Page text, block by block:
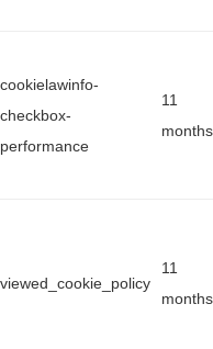
cookielawinfo-
checkbox-
performance
11
months
viewed_cookie_policy
11
months